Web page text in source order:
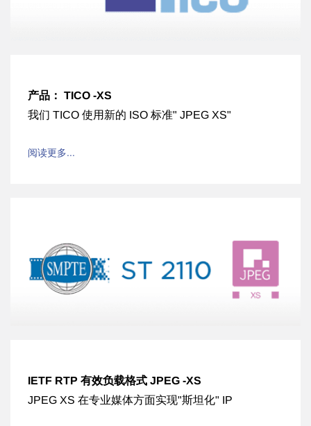
产品： TICO -XS
我们 TICO 使用新的 ISO 标准" JPEG XS"
阅读更多...
IETF RTP 有效负载格式 JPEG -XS
JPEG XS 在专业媒体方面实现"斯坦化" IP